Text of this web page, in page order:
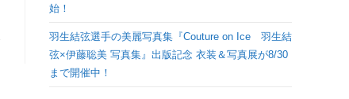
始！
羽生結弦選手の美麗写真集『Couture on Ice 羽生結
弦×伊藤聡美 写真集』出版記念 衣装＆写真展が8/30
まで開催中！